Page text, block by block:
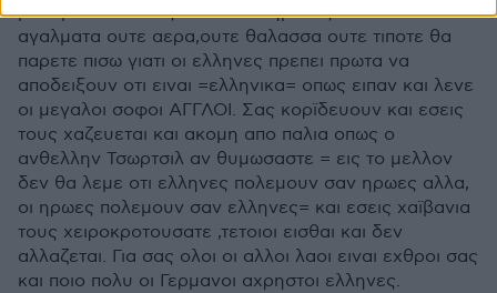
μπουμπουκια τους ταχα επιστημονες . Ουτε
αγαλματα ουτε αερα,ουτε θαλασσα ουτε τιποτε θα
παρετε πισω γιατι οι ελληνες πρεπει πρωτα να
αποδειξουν οτι ειναι =ελληνικα= οπως ειπαν και λενε
οι μεγαλοι σοφοι ΑΓΓΛΟΙ. Σας κορϊδευουν και εσεις
τους χαζευεται και ακομη απο παλια οπως ο
ανθελλην Τσωρτσιλ αν θυμωσαστε = εις το μελλον
δεν θα λεμε οτι ελληνες πολεμουν σαν ηρωες αλλα,
οι ηρωες πολεμουν σαν ελληνες= και εσεις χαϊβανια
τους χειροκροτουσατε ,τετοιοι εισθαι και δεν
αλλαζεται. Για σας ολοι οι αλλοι λαοι ειναι εχθροι σας
και ποιο πολυ οι Γερμανοι αχρηστοι ελληνες.